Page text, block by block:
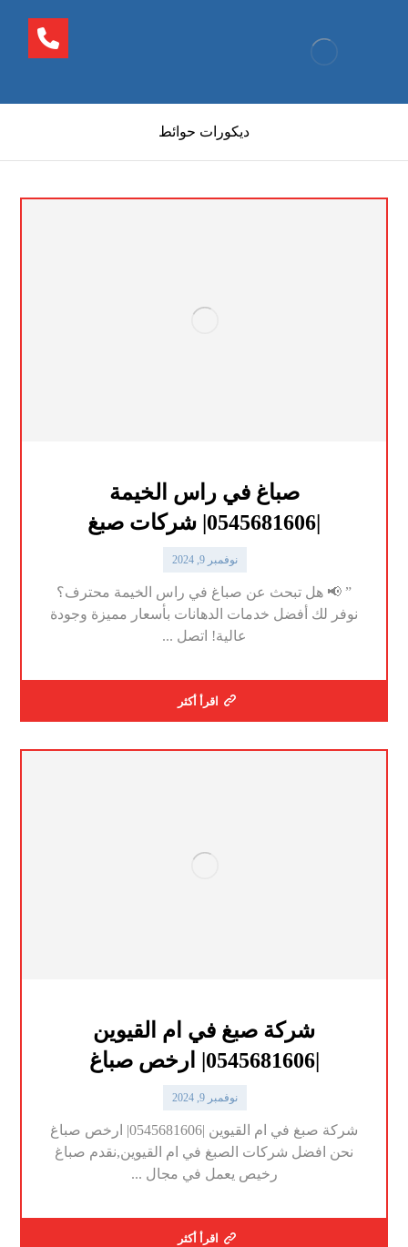
ديكورات حوائط
صباغ في راس الخيمة
نوفمبر 9, 2024
” 📢 هل تبحث عن صباغ في راس الخيمة محترف؟
نوفر لك أفضل خدمات الدهانات بأسعار مميزة وجودة
عالية! اتصل ...
اقرأ أكثر
شركة صبغ في ام القيوين
|0545681606| ارخص صباغ
نوفمبر 9, 2024
شركة صبغ في ام القيوين |0545681606| ارخص صباغ
نحن افضل شركات الصبغ في ام القيوين,نقدم صباغ
رخيص يعمل في مجال ...
اقرأ أكثر